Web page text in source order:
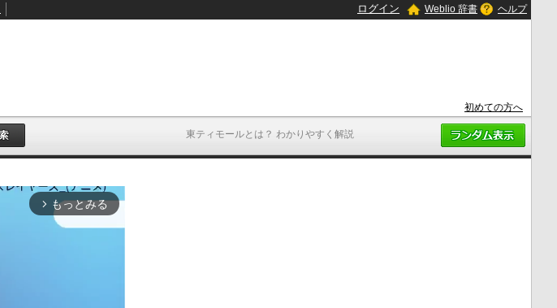
東ティモールとは？ わかりやすく解説
ログイン Weblio 辞書 ヘルプ
初めての方へ
arrow_forward_ios もっとみる